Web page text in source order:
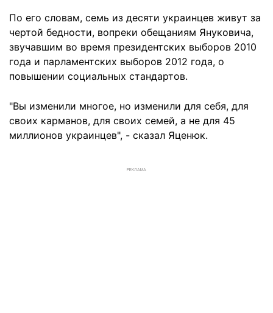
По его словам, семь из десяти украинцев живут за
чертой бедности, вопреки обещаниям Януковича,
звучавшим во время президентских выборов 2010
года и парламентских выборов 2012 года, о
повышении социальных стандартов.
"Вы изменили многое, но изменили для себя, для
своих карманов, для своих семей, а не для 45
миллионов украинцев", - сказал Яценюк.
РЕКЛАМА